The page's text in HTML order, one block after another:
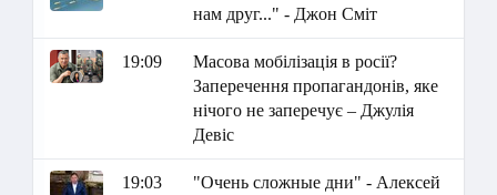
нам друг..." - Джон Сміт
19:09
Масова мобілізація в росії?
Заперечення пропагандонів, яке
нічого не заперечує – Джулія
Девіс
19:03
"Очень сложные дни" - Алексей